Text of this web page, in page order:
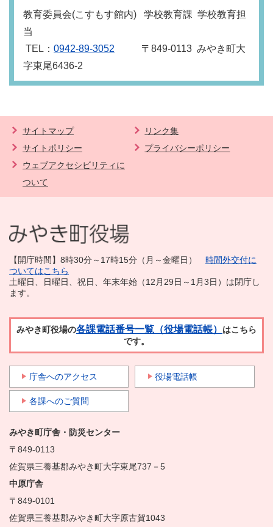
教育委員会(こすもす館内) 学校教育課 学校教育担
当
TEL： 0942-89-3052 〒849‐0113 みやき町大
字東尾6436-2
サイトマップ
リンク集
サイトポリシー
プライバシーポリシー
ウェブアクセシビリティに
ついて
【開庁時間】8時30分～17時15分（月～金曜日） 時間外交付に
ついてはこちら
土曜日、日曜日、祝日、年末年始（12月29日～1月3日）は閉庁し
ます。
みやき町役場の各課電話番号一覧（役場電話帳） はこちら
です。
庁舎へのアクセス 役場電話帳
各課へのご質問
みやき町庁舎・防災センター
〒849-0113
佐賀県三養基郡みやき町大字東尾737－5
中原庁舎
〒849-0101
佐賀県三養基郡みやき町大字原古賀1043